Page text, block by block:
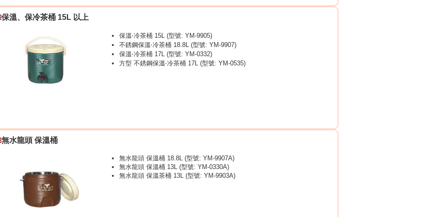
保溫、保冷茶桶 15L 以上
保溫‧冷茶桶 15L (型號: YM-9905)
不銹鋼保溫‧冷茶桶 18.8L (型號: YM-9907)
保溫‧冷茶桶 17L (型號: YM-0332)
方型 不銹鋼保溫‧冷茶桶 17L (型號: YM-0535)
無水龍頭 保溫桶
無水龍頭 保溫桶 18.8L (型號: YM-9907A)
無水龍頭 保溫桶 13L (型號: YM-0330A)
無水龍頭 保溫茶桶 13L (型號: YM-9903A)